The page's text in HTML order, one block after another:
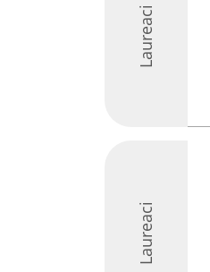
Laureaci
Laureaci